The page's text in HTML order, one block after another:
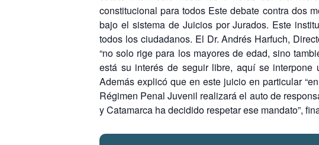
constitucional para todos Este debate contra dos
bajo el sistema de Juicios por Jurados. Este
todos los ciudadanos. El Dr. Andrés Harfuch,
“no solo rige para los mayores de edad, sino
está su interés de seguir libre, aquí se
Además explicó que en este juicio en particular
Régimen Penal Juvenil realizará el auto de
y Catamarca ha decidido respetar ese mandato”,